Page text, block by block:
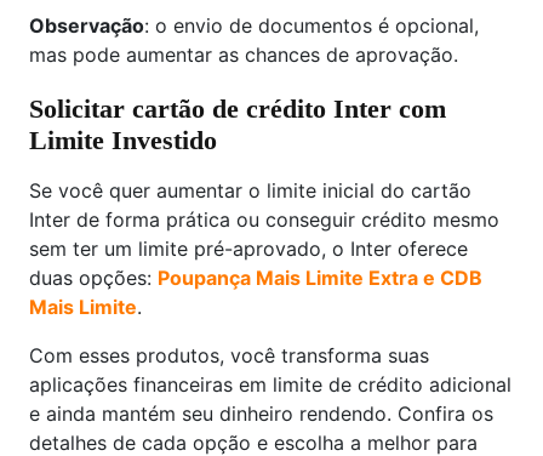
Observação: o envio de documentos é opcional,
mas pode aumentar as chances de aprovação.
Solicitar cartão de crédito Inter com
Limite Investido
Se você quer aumentar o limite inicial do cartão
Inter de forma prática ou conseguir crédito mesmo
sem ter um limite pré-aprovado, o Inter oferece
duas opções: Poupança Mais Limite Extra e CDB
Mais Limite.
Com esses produtos, você transforma suas
aplicações financeiras em limite de crédito adicional
e ainda mantém seu dinheiro rendendo. Confira os
detalhes de cada opção e escolha a melhor para